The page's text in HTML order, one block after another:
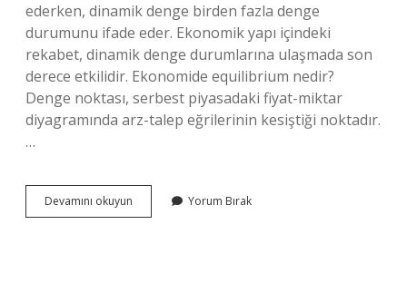
ederken, dinamik denge birden fazla denge
durumunu ifade eder. Ekonomik yapı içindeki
rekabet, dinamik denge durumlarına ulaşmada son
derece etkilidir. Ekonomide equilibrium nedir?
Denge noktası, serbest piyasadaki fiyat-miktar
diyagramında arz-talep eğrilerinin kesiştiği noktadır.
…
Devamını okuyun Ekonomik
Denge
Yorum Bırak